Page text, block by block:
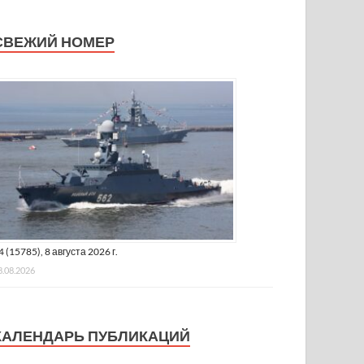
НОМЕР
(15785), 8 августа 2026 г.
ПУБЛИКАЦИЙ